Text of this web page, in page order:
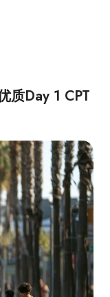
质Day 1 CPT